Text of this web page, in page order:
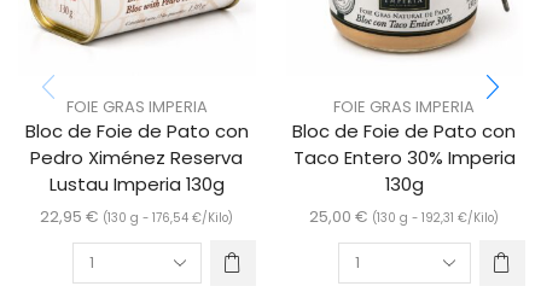
FOIE GRAS IMPERIA
Bloc de Foie de Pato con
Pedro Ximénez Reserva
Lustau Imperia 130g
22,95€ (130 g -176,54€/Kilo)
FOIE GRAS IMPERIA
Bloc de Foie de Pato con
Taco Entero 30% Imperia
130g
25,00€ (130 g -192,31€/Kilo)